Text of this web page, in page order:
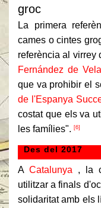
groc
La primera
cames o cintes
referència al virrey
Fernández de
que va prohibir el
de l'Espanya
costat que els va
les famílies". [6]
Des del 2017
A Catalunya , la
utilitzar a finals
solidaritat amb els